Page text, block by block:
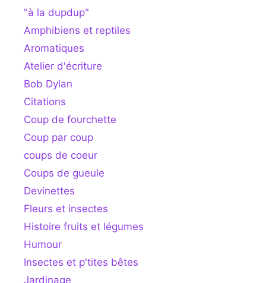
"à la dupdup"
Amphibiens et reptiles
Aromatiques
Atelier d'écriture
Bob Dylan
Citations
Coup de fourchette
Coup par coup
coups de coeur
Coups de gueule
Devinettes
Fleurs et insectes
Histoire fruits et légumes
Humour
Insectes et p'tites bêtes
Jardinage